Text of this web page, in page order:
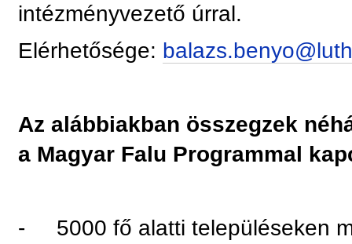
intézményvezető úrral.
Elérhetősége:
Az alábbiakban összegzek
a Magyar Falu Programmal
- 5000 fő alatti településeken